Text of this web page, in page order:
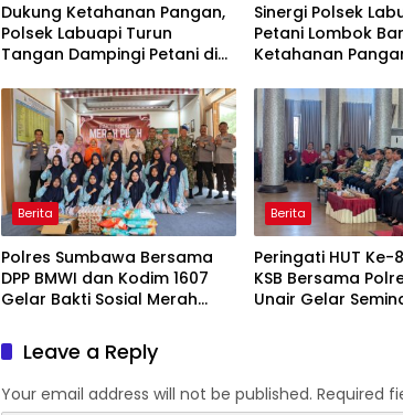
Dukung Ketahanan Pangan,
Polsek Labuapi Turun
Tangan Dampingi Petani di
Sinergi Polsek
Petani Lombok
Ketahanan
Berita
Polres Sumbawa Bersama
DPP BMWI dan Kodim 1607
Gelar Bakti Sosial Merah
Hidayatullah
Berita
Peringati HUT Ke-
KSB Bersama
Unair Gelar
Leave a Reply
Your email address will not be published. Required